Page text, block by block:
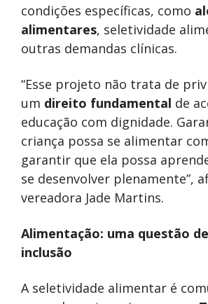
condições específicas, como
alimentares, seletividade
outras demandas clínicas.
“Esse projeto não trata de
um direito fundamental de
educação com dignidade.
criança possa se alimentar
garantir que ela possa
se desenvolver plenamente”,
vereadora Jade Martins.
Alimentação: uma questão
inclusão
A seletividade alimentar é